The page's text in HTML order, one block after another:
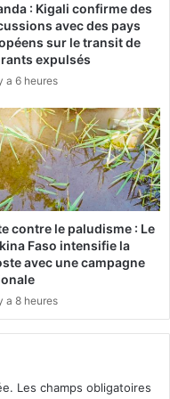
: Kigali confirme des
avec des pays
sur le transit de
expulsés
a 6 heures
contre le paludisme : Le
Faso intensifie la
avec une campagne
a 8 heures
Les champs obligatoires